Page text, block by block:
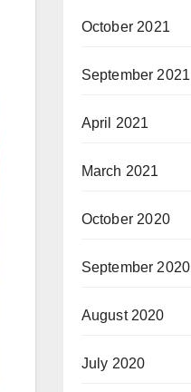
October 2021
September 2021
April 2021
March 2021
October 2020
September 2020
August 2020
July 2020